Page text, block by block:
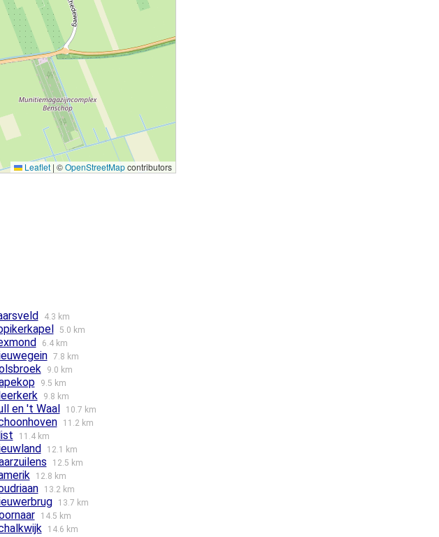
Leaflet | ©OpenStreetMapcontributors
4.3 km
5.0 km
6.4 km
7.8 km
9.0 km
9.5 km
9.8 km
en 't Waal 10.7 km
11.2 km
11.4 km
12.1 km
12.5 km
12.8 km
13.2 km
13.7 km
14.5 km
14.6 km